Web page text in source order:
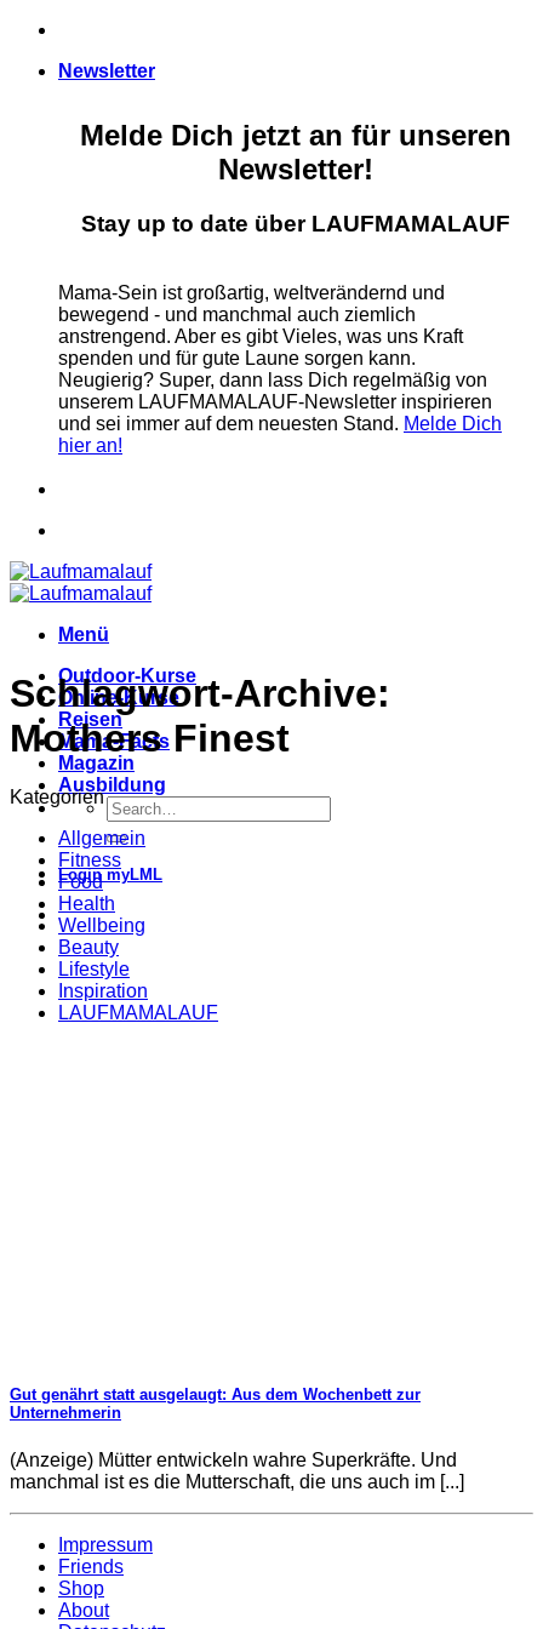
Zum
springenNewsletter
Melde Dich jetzt an für unseren
Newsletter!
Stay up to date über LAUFMAMALAUF
Mama-Sein ist großartig, weltverändernd und
bewegend - und manchmal auch ziemlich
anstrengend. Aber es gibt Vieles, was uns Kraft
spenden und für gute Laune sorgen kann.
Neugierig? Super, dann lass Dich regelmäßig von
unserem LAUFMAMALAUF-Newsletter inspirieren
und sei immer auf dem neuesten Stand. Melde Dich
hier an!
Menü
Outdoor-Kurse
Online-Kurse
Reisen
Mama-Facts
Magazin
Ausbildung
Login myLML
Schlagwort-Archive:
Mothers Finest
Kategorien
Allgemein
Fitness
Food
Health
Wellbeing
Beauty
Lifestyle
Inspiration
LAUFMAMALAUF
Gut genährt statt ausgelaugt: Aus dem Wochenbett zur
Unternehmerin
(Anzeige) Mütter entwickeln wahre Superkräfte. Und
manchmal ist es die Mutterschaft, die uns auch im [...]
Impressum
Friends
Shop
About